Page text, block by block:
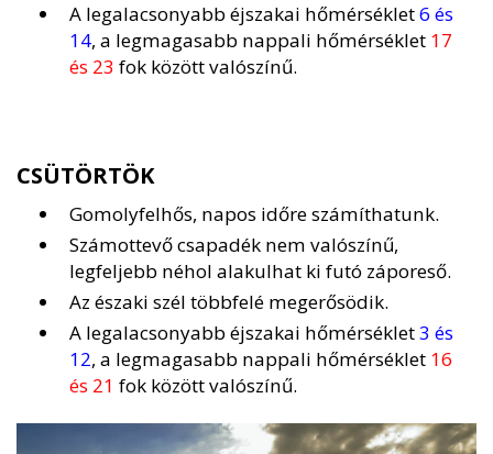
A legalacsonyabb éjszakai hőmérséklet6 és
14, a legmagasabb nappali hőmérséklet 17
és 23 fok között valószínű.
CSÜTÖRTÖK
Gomolyfelhős, napos időre számíthatunk.
Számottevő csapadék nem valószínű,
legfeljebb néhol alakulhat ki futó záporeső.
Az északi szél többfelé megerősödik.
A legalacsonyabb éjszakai hőmérséklet3 és
12, a legmagasabb nappali hőmérséklet 16
és 21 fok között valószínű.